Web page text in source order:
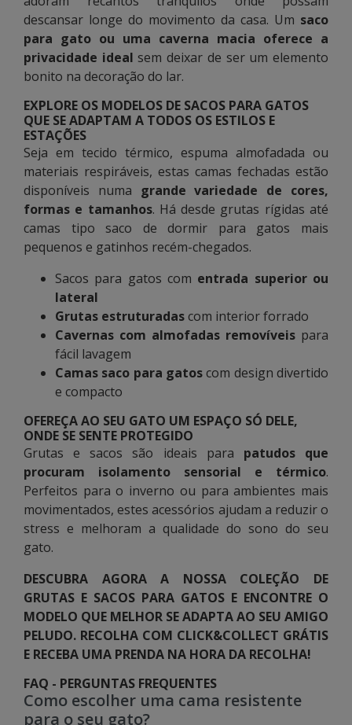
descansar longe do movimento da casa. Um saco
para gato ou uma caverna macia oferece a
privacidade ideal sem deixar de ser um elemento
bonito na decoração do lar.
EXPLORE OS MODELOS DE SACOS PARA GATOS
QUE SE ADAPTAM A TODOS OS ESTILOS E
ESTAÇÕES
Seja em tecido térmico, espuma almofadada ou
materiais respiráveis, estas camas fechadas estão
disponíveis numa grande variedade de cores,
formas e tamanhos. Há desde grutas rígidas até
camas tipo saco de dormir para gatos mais
pequenos e gatinhos recém-chegados.
Sacos para gatos com entrada superior ou
lateral
Grutas estruturadascom interior forrado
Cavernas com almofadas removíveis para
fácil lavagem
Camas saco para gatoscom design divertido
e compacto
OFEREÇA AO SEU GATO UM ESPAÇO SÓ DELE,
ONDE SE SENTE PROTEGIDO
Grutas e sacos são ideais para patudos que
procuram isolamento sensorial e térmico.
Perfeitos para o inverno ou para ambientes mais
movimentados, estes acessórios ajudam a reduzir o
stress e melhoram a qualidade do sono do seu
gato.
DESCUBRA AGORA A NOSSA COLEÇÃO DE
GRUTAS E SACOS PARA GATOS E ENCONTRE O
MODELO QUE MELHOR SE ADAPTA AO SEU AMIGO
PELUDO. RECOLHA COM CLICK&COLLECT GRÁTIS
E RECEBA UMA PRENDA NA HORA DA RECOLHA!
FAQ - PERGUNTAS FREQUENTES
Como escolher uma cama resistente
para o seu gato?